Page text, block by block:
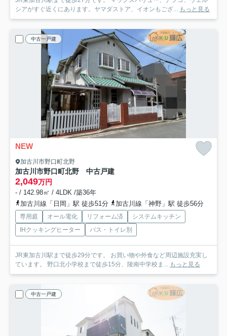
シアがすぐ近くにあります。ヤマダストア、イオンもござ...
もっと見る
中古一戸建
NEW
加古川市野口町北野
加古川市野口町北野 中古戸建
2,049万円
- / 142.98㎡ / 4LDK /築36年
加古川線「日岡」駅 徒歩51分
加古川線「神野」駅 徒歩56分
専用庭 オール電化 リフォーム済
システムキッチン
IHクッキングヒーター
バス・トイレ別
JR東加古川駅まで徒歩29分です。 お買い物や外食など周辺施設充実し
ています。 野口北小学校まで徒歩15分、陵南中学校ま...
もっと見る
中古一戸建